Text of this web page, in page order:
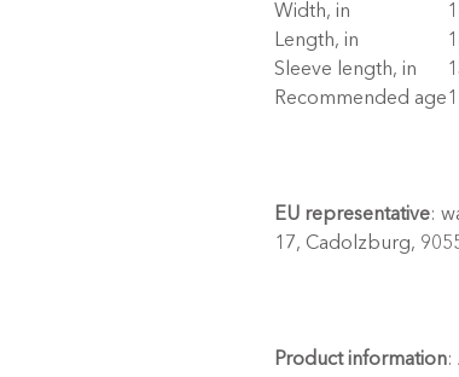
Width, in
Length, in
Sleeve length, in
Recommended age
EU representative:
17, Cadolzburg,
Product information: